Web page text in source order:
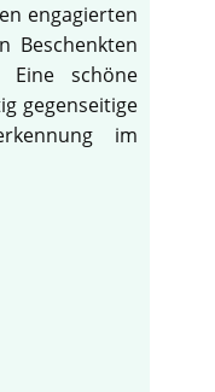
engagierten
Beschenkten
Eine schöne
gegenseitige
im